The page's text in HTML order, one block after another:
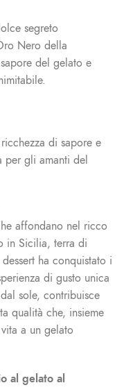
segreto
Nero della
del gelato e
di sapore e
per gli amanti del
affondano nel ricco
in Sicilia, terra di
ha conquistato i
di gusto unica
sole, contribuisce
qualità che, insieme
a un gelato
al gelato al